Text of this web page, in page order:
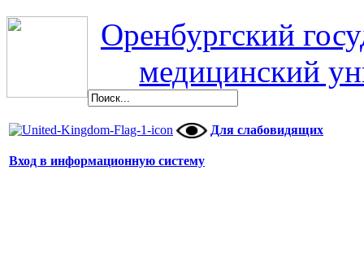
Оренбургский
медицинский
Для слабовидящих
Вход в информационную систему